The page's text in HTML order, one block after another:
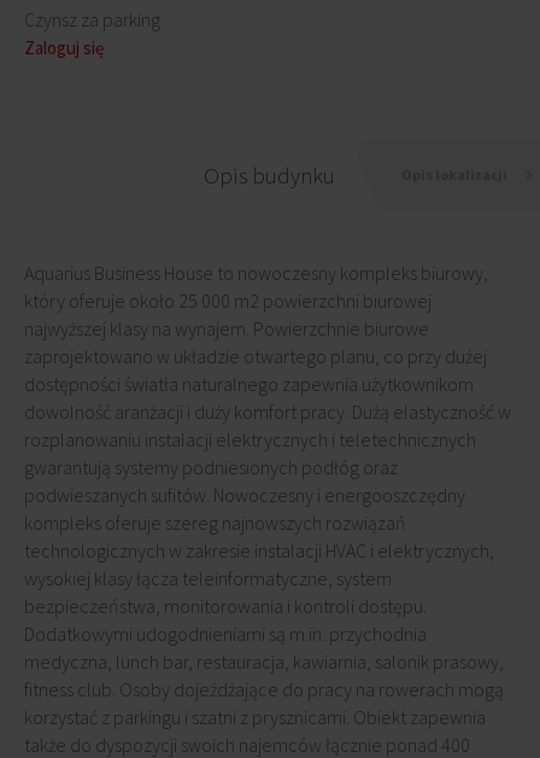
Czynsz za parking
Zaloguj się
Opis budynku
Aquarius Business House to nowoczesny kompleks biurowy,
który oferuje około 25 000 m2 powierzchni biurowej
najwyższej klasy na wynajem. Powierzchnie biurowe
zaprojektowano w układzie otwartego planu, co przy dużej
dostępności światła naturalnego zapewnia użytkownikom
dowolność aranżacji i duży komfort pracy. Dużą elastyczność w
rozplanowaniu instalacji elektrycznych i teletechnicznych
gwarantują systemy podniesionych podłóg oraz
podwieszanych sufitów. Nowoczesny i energooszczędny
kompleks oferuje szereg najnowszych rozwiązań
technologicznych w zakresie instalacji HVAC i elektrycznych,
wysokiej klasy łącza teleinformatyczne, system
bezpieczeństwa, monitorowania i kontroli dostępu.
Dodatkowymi udogodnieniami są m.in. przychodnia
medyczna, lunch bar, restauracja, kawiarnia, salonik prasowy,
fitness club. Osoby dojeżdżające do pracy na rowerach mogą
korzystać z parkingu i szatni z prysznicami. Obiekt zapewnia
także do dyspozycji swoich najemców łącznie ponad 400